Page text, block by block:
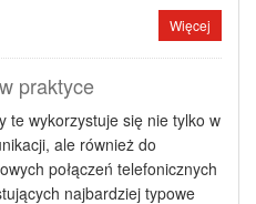
Więcej
praktyce
te wykorzystuje się nie tylko w
ale również do
połączeń telefonicznych
najbardziej typowe